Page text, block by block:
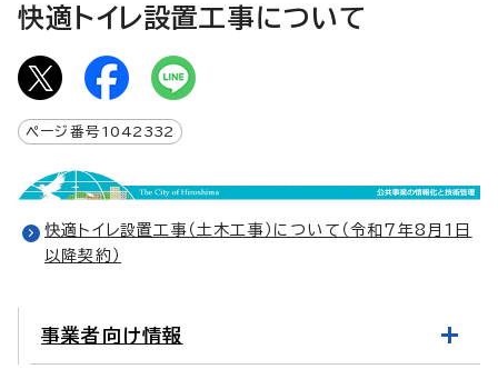
快適トイレ設置工事について
ページ番号 1042332
快適トイレ設置工事（土木工事）について（令和7年8月1日
以降契約）
事業者向け情報